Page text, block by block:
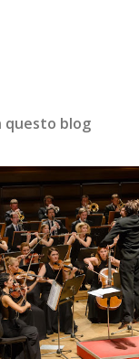
questo blog